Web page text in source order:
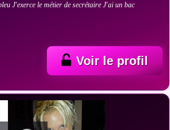
J'exerce le métier de secrétaire J'ai un bac
Voir le profil